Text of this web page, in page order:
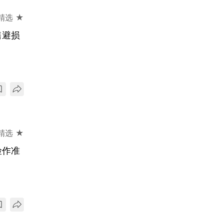
选 ★
损
选 ★
准